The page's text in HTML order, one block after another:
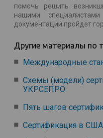
помочь решить
нашими
документации пройдет
Другие материалы по
Международные
Схемы (модели)
УКРСЕПРО
Пять шагов
Сертификация в США